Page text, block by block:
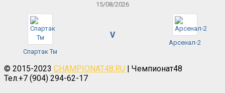
15/08/2026
Спартак Тм
V
Арсенал-2
© 2015-2023 CHAMPIONAT48.RU | Чемпионат48
Тел.+7 (904) 294-62-17